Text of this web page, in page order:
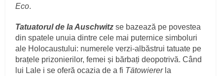
Eco.
Tatuatorul de la Auschwitz se bazează pe povestea
din spatele unuia dintre cele mai puternice simboluri
ale Holocaustului: numerele verzi-albăstrui tatuate pe
brațele prizonierilor, femei și bărbați deopotrivă. Când
lui Lale i se oferă ocazia de a fi Tätowierer la